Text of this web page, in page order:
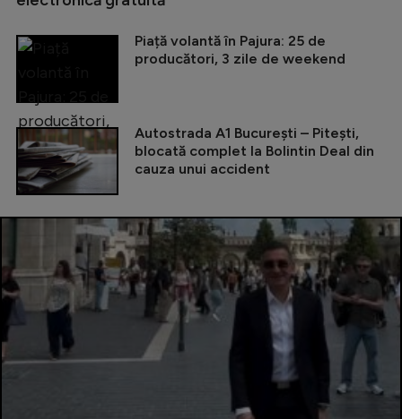
Piață volantă în Pajura: 25 de
producători, 3 zile de weekend
Autostrada A1 București – Pitești,
blocată complet la Bolintin Deal din
cauza unui accident